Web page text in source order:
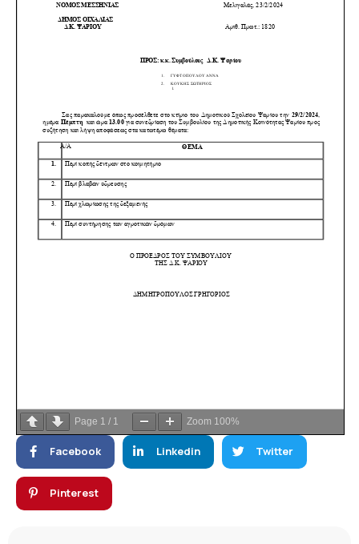
Page 1 / 1 Zoom 100%
Facebook Linkedin Twitter
Pinterest